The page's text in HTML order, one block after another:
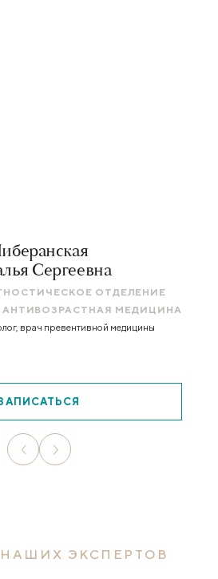
Сергеевна
ОТДЕЛЕНИЕ
АНТИВОЗРАСТНАЯ МЕДИЦИНА
врач превентивной медицины
ЭКСПЕРТОВ